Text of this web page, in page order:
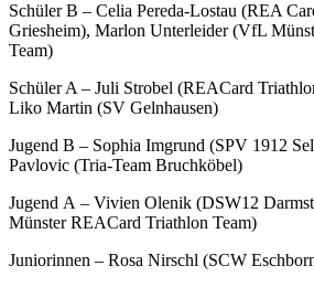
Schüler B – Celia Pereda-Lostau (REA
Griesheim), Marlon Unterleider (VfL
Team)
Schüler A – Juli Strobel (REACard
Liko Martin (SV Gelnhausen)
Jugend B – Sophia Imgrund (SPV 1912
Pavlovic (Tria-Team Bruchköbel)
Jugend A – Vivien Olenik (DSW12
Münster REACard Triathlon Team)
Juniorinnen – Rosa Nirschl (SCW